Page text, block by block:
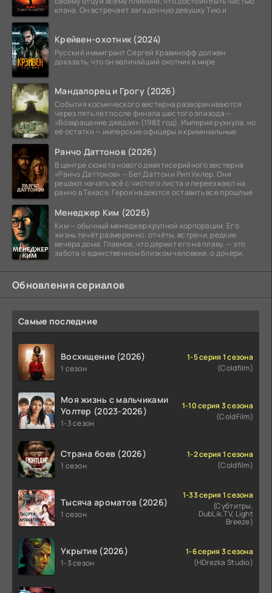
клана. Он встречает загадочную девушку Тию и
Крейвен-охотник (2024)
Русский иммигрант Сергей Кравинофф должен
доказать, что он величайший охотник в мире.
Мандалорец и Грогу (2026)
События космического вестерна разворачиваются
через пять лет после финала шестого эпизода —
«Возвращение джедая» (1983 год). Империя рухнула, но
её остатки — имперские офицеры и криминальные
Ранчо Даттонов (2026)
В центре сюжета нового девятисерийного вестерна
«Ранчо Даттонов» — Бет Даттон и Рип Уилер. Они
решают начать всё с чистого листа и переезжают на
ранчо в Техасе. Герои надеются оставить все прошлые
Менеджер Ким (2026)
Ким — обычный менеджер крупной корпорации. Его
жизнь течёт размеренно: отчёты, встречи, редкие
вечера дома. Главное, что держит его на плаву, — это
забота о единственном близком человеке, о дочери.
Обновления сериалов
Самые последние
Восхищение (2026)
1 сезон
1-5 серия 1 сезона
(Coldfilm)
Моя жизнь с мальчиками
Уолтер (2023-2026)
1-3 сезон
1-10 серия 3 сезона
(ColdFilm)
Страна боев (2026)
1 сезон
1-2 серия 1 сезона
(Coldfilm)
Тысяча ароматов (2026)
1 сезон
1-33 серия 1 сезона
(Субтитры,
DubLik.TV, Light
Breeze)
Укрытие (2026)
1-3 сезон
1-6 серия 3 сезона
(HDrezka Studio)